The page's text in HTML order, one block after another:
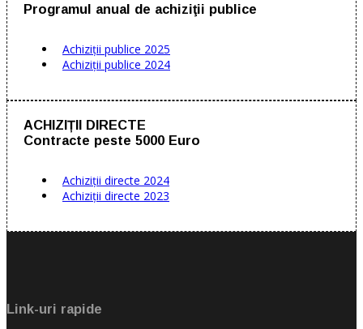
Programul anual de achiziţii publice
Achiziţii publice 2025
Achiziţii publice 2024
ACHIZIȚII DIRECTE
Contracte peste 5000 Euro
Achiziții directe 2024
Achiziții directe 2023
Link-uri rapide